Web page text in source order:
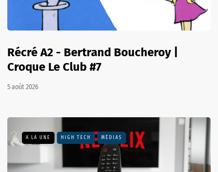
Récré A2 - Bertrand Boucheroy |
Croque Le Club #7
5 août 2026
A LA UNE HIGH TECH MÉDIAS